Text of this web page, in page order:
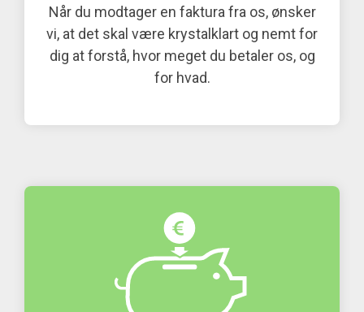
Når du modtager en faktura fra os, ønsker
vi, at det skal være krystalklart og nemt for
dig at forstå, hvor meget du betaler os, og
for hvad.